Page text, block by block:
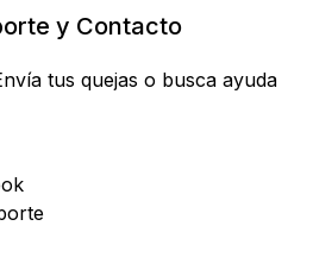
y Contacto
tus quejas o busca ayuda